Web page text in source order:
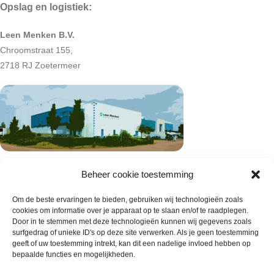
Beheer cookie toestemming
Om de beste ervaringen te bieden, gebruiken wij technologieën zoals
cookies om informatie over je apparaat op te slaan en/of te raadplegen.
Door in te stemmen met deze technologieën kunnen wij gegevens zoals
surfgedrag of unieke ID's op deze site verwerken. Als je geen toestemming
geeft of uw toestemming intrekt, kan dit een nadelige invloed hebben op
bepaalde functies en mogelijkheden.
Opslag en logistiek:
Leen Menken B.V.
Chroomstraat 155,
2718 RJ Zoetermeer